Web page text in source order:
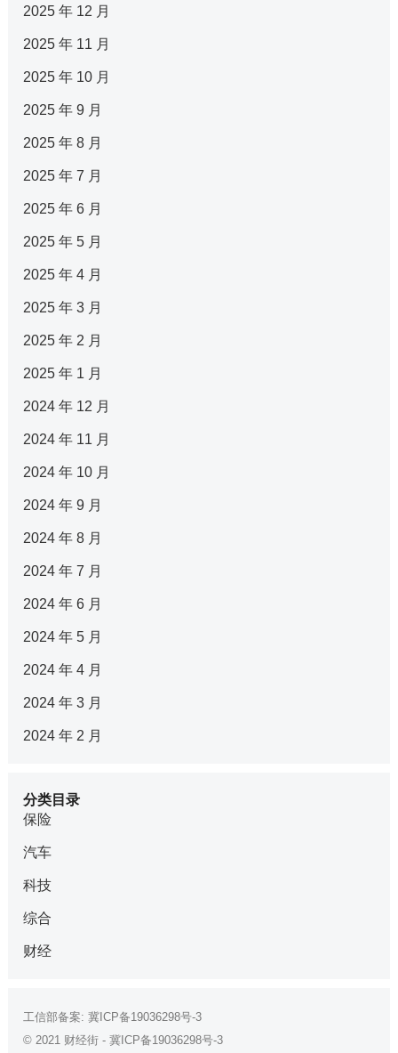
2025 年 12 月
2025 年 11 月
2025 年 10 月
2025 年 9 月
2025 年 8 月
2025 年 7 月
2025 年 6 月
2025 年 5 月
2025 年 4 月
2025 年 3 月
2025 年 2 月
2025 年 1 月
2024 年 12 月
2024 年 11 月
2024 年 10 月
2024 年 9 月
2024 年 8 月
2024 年 7 月
2024 年 6 月
2024 年 5 月
2024 年 4 月
2024 年 3 月
2024 年 2 月
分类目录
保险
汽车
科技
综合
财经
工信部备案: 冀ICP备19036298号-3
© 2021 财经街- 冀ICP备19036298号-3